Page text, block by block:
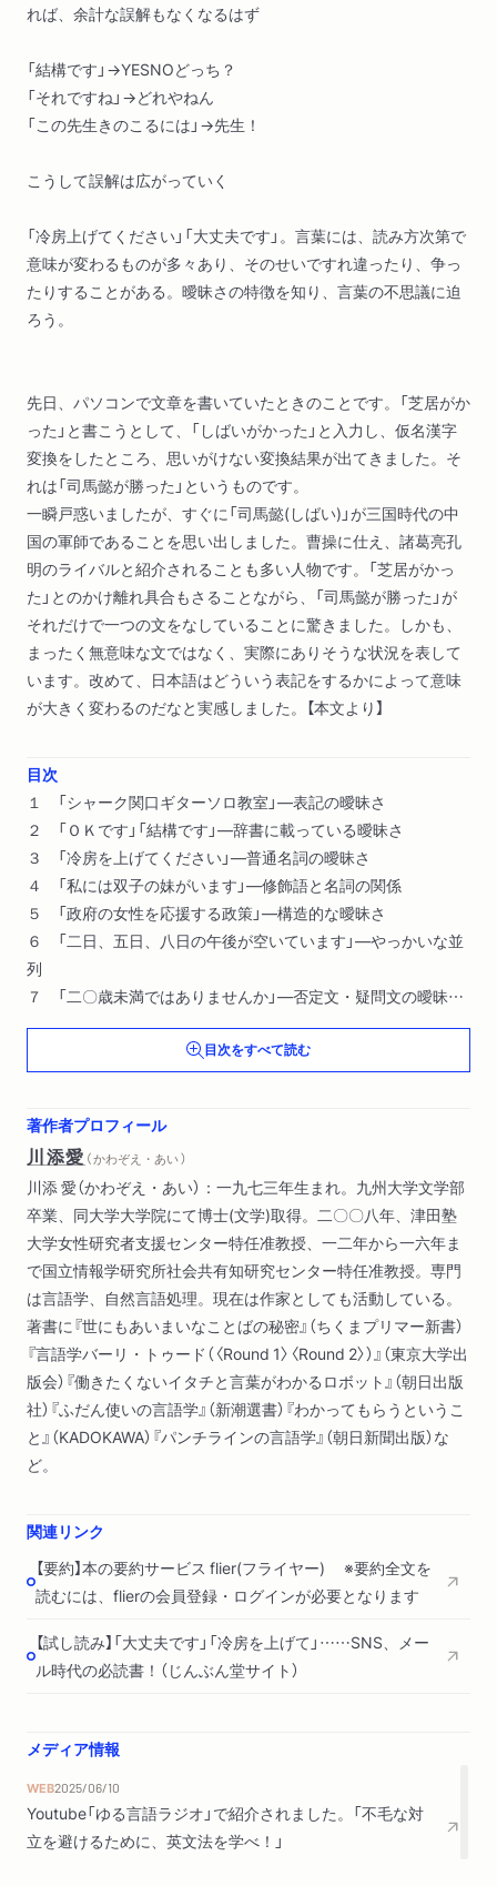
れば、余計な誤解もなくなるはず
「結構です」→YESNOどっち？
「それですね」→どれやねん
「この先生きのこるには」→先生！
こうして誤解は広がっていく
「冷房上げてください」「大丈夫です」。言葉には、読み方次第で
意味が変わるものが多々あり、そのせいですれ違ったり、争っ
たりすることがある。曖昧さの特徴を知り、言葉の不思議に迫
ろう。
先日、パソコンで文章を書いていたときのことです。「芝居がか
った」と書こうとして、「しばいがかった」と入力し、仮名漢字
変換をしたところ、思いがけない変換結果が出てきました。そ
れは「司馬懿が勝った」というものです。
一瞬戸惑いましたが、すぐに「司馬懿(しばい)」が三国時代の中
国の軍師であることを思い出しました。曹操に仕え、諸葛亮孔
明のライバルと紹介されることも多い人物です。「芝居がかっ
た」とのかけ離れ具合もさることながら、「司馬懿が勝った」が
それだけで一つの文をなしていることに驚きました。しかも、
まったく無意味な文ではなく、実際にありそうな状況を表して
います。改めて、日本語はどういう表記をするかによって意味
が大きく変わるのだなと実感しました。【本文より】
目次
１ 「シャーク関口ギターソロ教室」―表記の曖昧さ
２ 「ＯＫです」「結構です」―辞書に載っている曖昧さ
３ 「冷房を上げてください」―普通名詞の曖昧さ
４ 「私には双子の妹がいます」―修飾語と名詞の関係
５ 「政府の女性を応援する政策」―構造的な曖昧さ
６ 「二日、五日、八日の午後が空いています」―やっかいな並
列
７ 「二〇歳未満ではありませんか」―否定文・疑問文の曖昧さ
８ 「自分はそれですね」―代名詞の曖昧さ
９ 「なるはやでお願いします」―言外の意味と不明確性
１０ 曖昧さとうまく付き合うために
目次をすべて読む
著作者プロフィール
川添愛 （ かわぞえ・あい ）
川添 愛（かわぞえ・あい）：一九七三年生まれ。九州大学文学部
卒業、同大学大学院にて博士(文学)取得。二〇〇八年、津田塾
大学女性研究者支援センター特任准教授、一二年から一六年ま
で国立情報学研究所社会共有知研究センター特任准教授。専門
は言語学、自然言語処理。現在は作家としても活動している。
著書に『世にもあいまいなことばの秘密』（ちくまプリマー新書）
『言語学バーリ・トゥード（〈Round 1〉〈Round 2〉）』（東京大学出
版会）『働きたくないイタチと言葉がわかるロボット』（朝日出版
社）『ふだん使いの言語学』（新潮選書）『わかってもらうというこ
と』（KADOKAWA）『パンチラインの言語学』（朝日新聞出版）な
ど。
関連リンク
【要約】本の要約サービス flier(フライヤー) ※要約全文を
読むには、flierの会員登録・ログインが必要となります
【試し読み】「大丈夫です」「冷房を上げて」……SNS、メー
ル時代の必読書！（じんぶん堂サイト）
メディア情報
WEB2025/06/10
Youtube「ゆる言語ラジオ」で紹介されました。「不毛な対
立を避けるために、英文法を学べ！」